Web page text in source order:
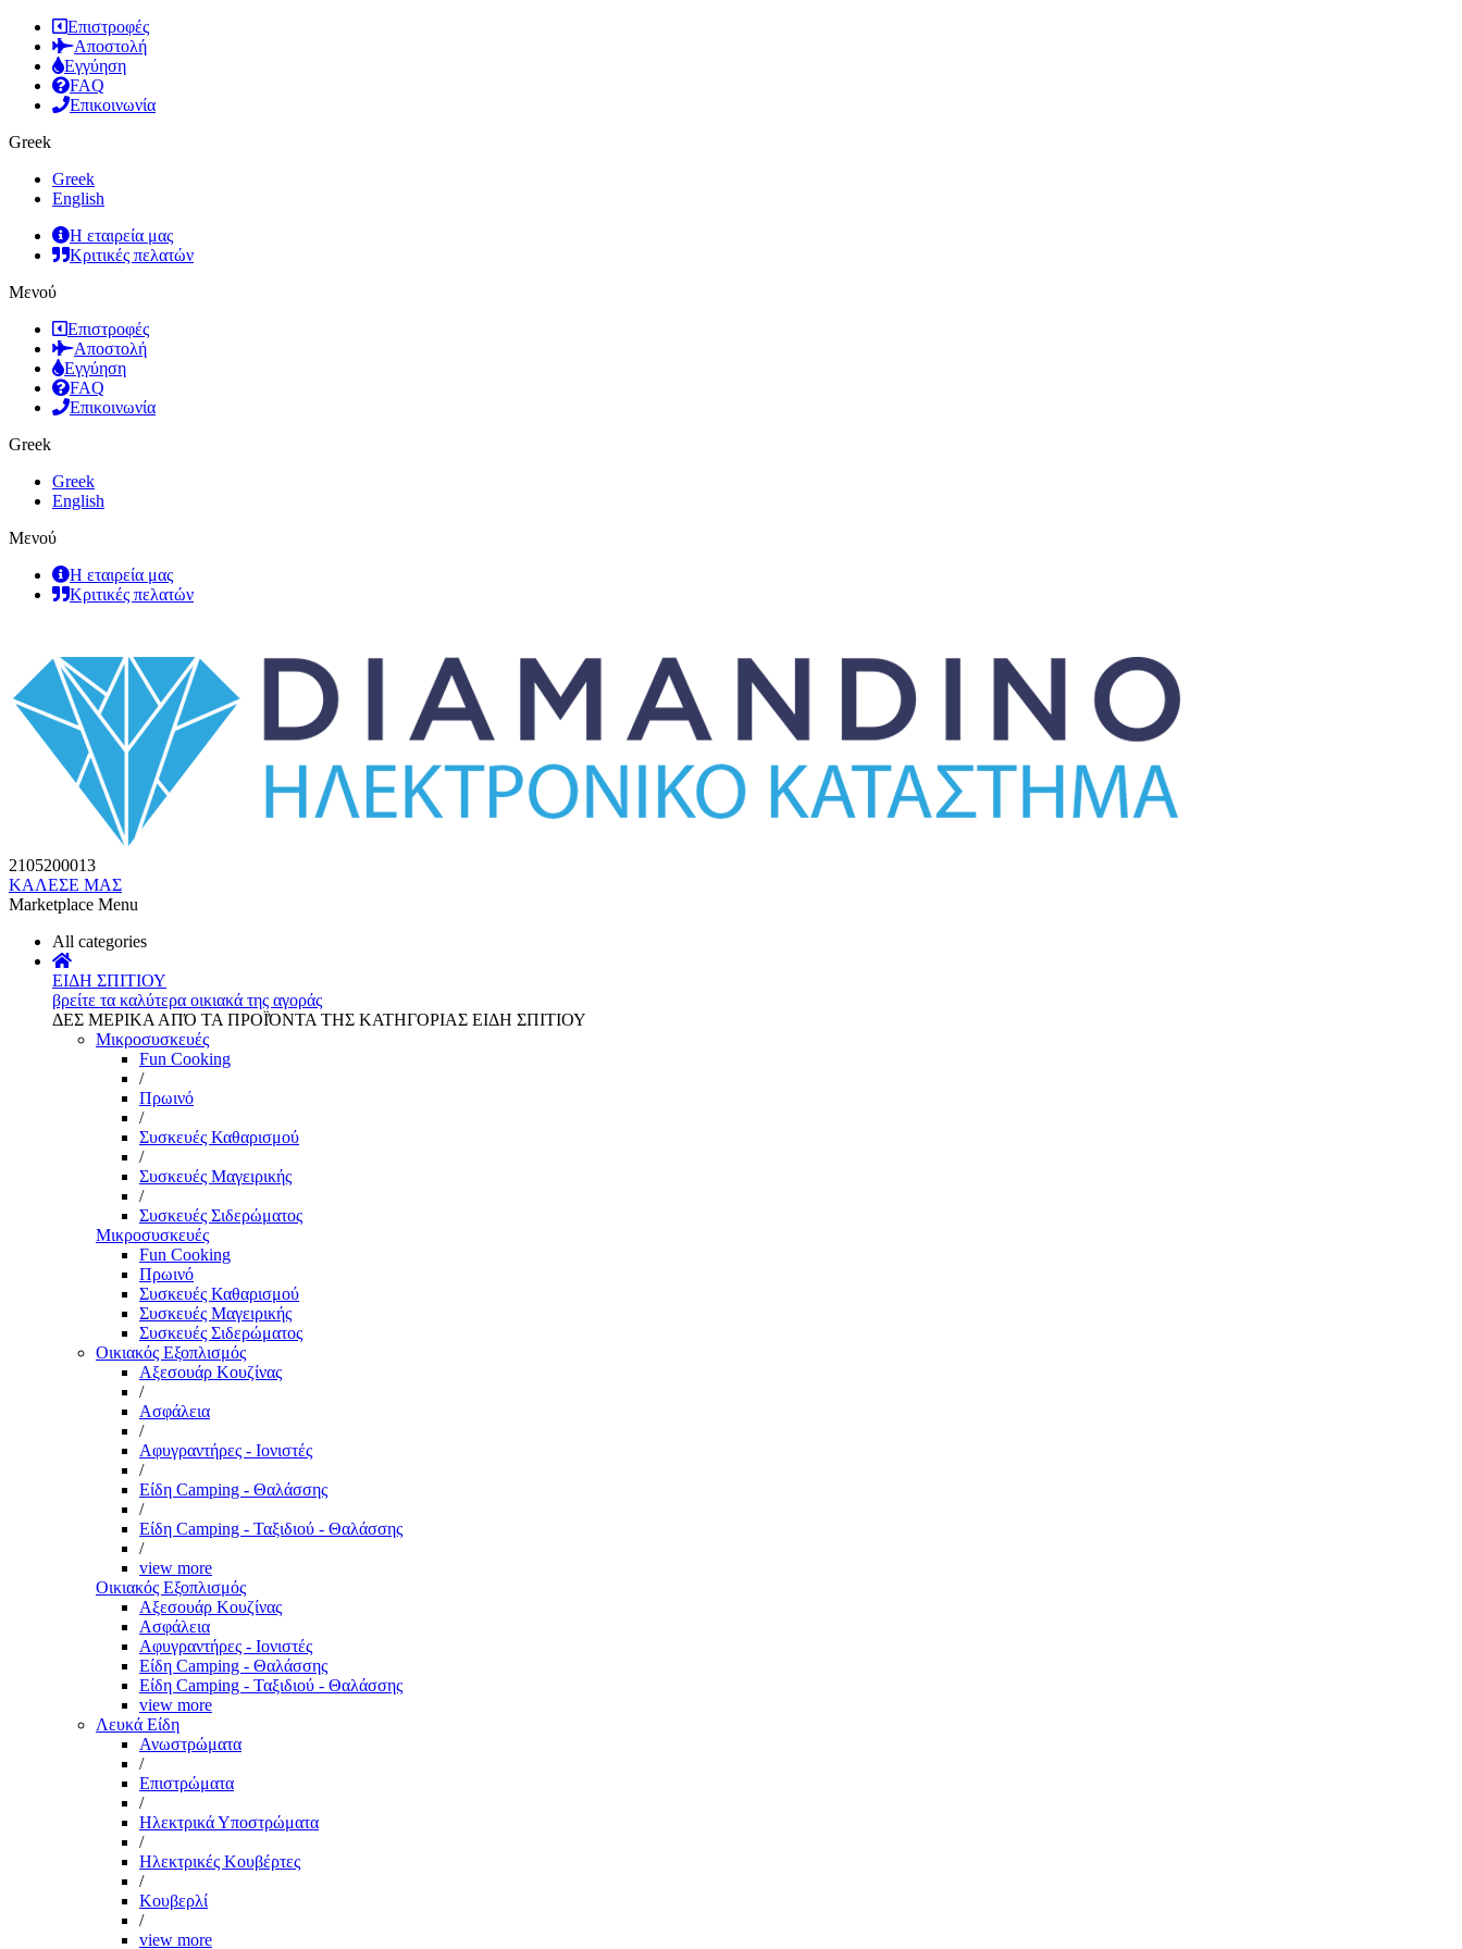
Επιστροφές
Αποστολή
Εγγύηση
FAQ
Επικοινωνία
Greek
Greek
English
Η εταιρεία μας
Κριτικές πελατών
Μενού
Επιστροφές
Αποστολή
Εγγύηση
FAQ
Επικοινωνία
Greek
Greek
English
Μενού
Η εταιρεία μας
Κριτικές πελατών
2105200013
ΚΑΛΕΣΕ ΜΑΣ
Marketplace Menu
All categories
ΕΙΔΗ ΣΠΙΤΙΟΥ
βρείτε τα καλύτερα οικιακά της αγοράς
ΔΕΣ ΜΕΡΙΚΑ ΑΠΌ ΤΑ ΠΡΟΪΌΝΤΑ ΤΗΣ ΚΑΤΗΓΟΡΙΑΣ ΕΙΔΗ ΣΠΙΤΙΟΥ
Μικροσυσκευές
Fun Cooking
/
Πρωινό
/
Συσκευές Καθαρισμού
/
Συσκευές Μαγειρικής
/
Συσκευές Σιδερώματος
Μικροσυσκευές
Fun Cooking
Πρωινό
Συσκευές Καθαρισμού
Συσκευές Μαγειρικής
Συσκευές Σιδερώματος
Οικιακός Εξοπλισμός
Αξεσουάρ Κουζίνας
/
Ασφάλεια
/
Αφυγραντήρες - Ιονιστές
/
Είδη Camping - Θαλάσσης
/
Είδη Camping - Ταξιδιού - Θαλάσσης
/
view more
Οικιακός Εξοπλισμός
Αξεσουάρ Κουζίνας
Ασφάλεια
Αφυγραντήρες - Ιονιστές
Είδη Camping - Θαλάσσης
Είδη Camping - Ταξιδιού - Θαλάσσης
view more
Λευκά Είδη
Ανωστρώματα
/
Επιστρώματα
/
Ηλεκτρικά Υποστρώματα
/
Ηλεκτρικές Κουβέρτες
/
Κουβερλί
/
view more